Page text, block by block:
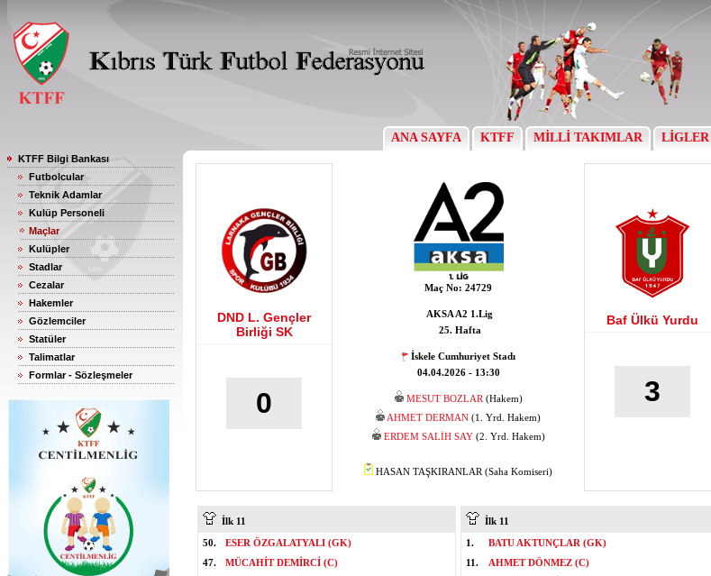
ANA SAYFA KTFF MİLLİ TAKIMLAR LİGLER
KTFF Bilgi Bankası
Futbolcular
Teknik Adamlar
Kulüp Personeli
Maçlar
Kulüpler
Stadlar
Cezalar
Hakemler
Gözlemciler
Statüler
Talimatlar
Formlar - Sözleşmeler
DND L. Gençler
Birliği SK
0
Maç No: 24729
AKSA A2 1.Lig
25. Hafta
İskele Cumhuriyet Stadı
04.04.2026 - 13:30
MESUT BOZLAR (Hakem)
AHMET DERMAN (1. Yrd. Hakem)
ERDEM SALİH SAY(2. Yrd. Hakem)
HASAN TAŞKIRANLAR (Saha Komiseri)
Baf Ülkü Yurdu
3
İlk 11
50.
ESER ÖZGALATYALI (GK)
47.
MÜCAHİT DEMİRCİ (C)
İlk 11
1.
BATU AKTUNÇLAR (GK)
11.
AHMET DÖNMEZ (C)